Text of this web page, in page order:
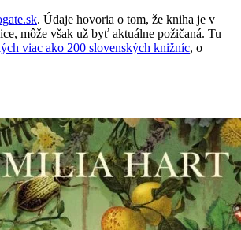
. Údaje hovoria o tom, že kniha je v
môže však už byť aktuálne požičaná. Tu
viac ako 200 slovenských knižníc, o